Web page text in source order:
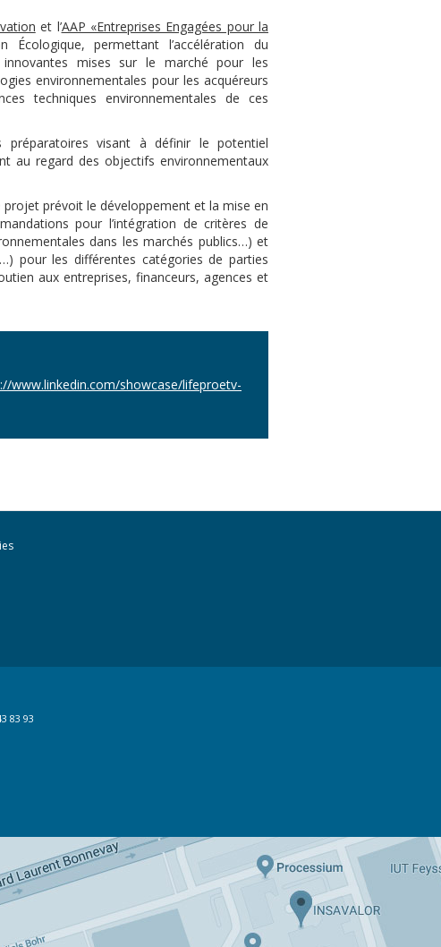
et l’AAP «Entreprises Engagées pour la
permettant l’accélération du
innovantes mises sur le marché pour les
environnementales pour les acquéreurs
techniques environnementales de ces
visant à définir le potentiel
au regard des objectifs environnementaux
projet prévoit le développement et la mise en
pour l’intégration de critères de
dans les marchés publics…) et
pour les différentes catégories de parties
aux entreprises, financeurs, agences et
www.linkedin.com/showcase/lifeproetv-
83 93